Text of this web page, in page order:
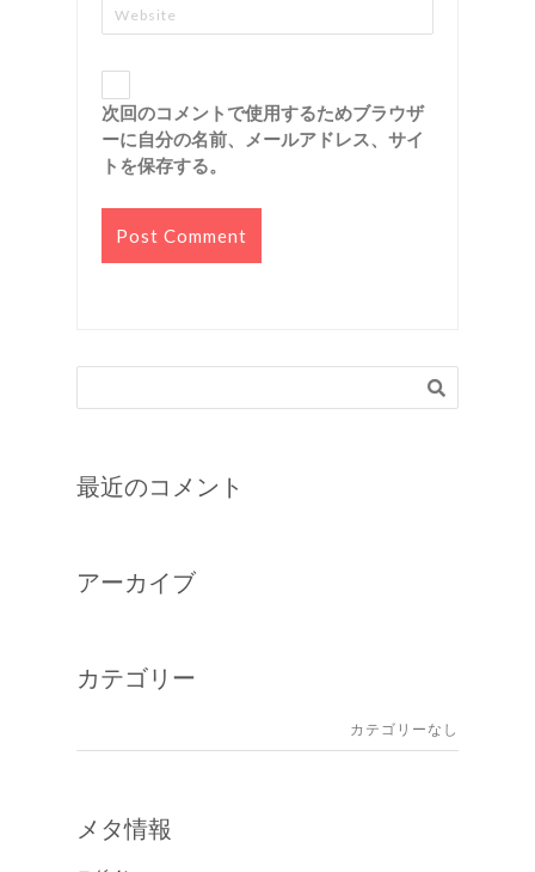
次回のコメントで使用するためブラウザ
ーに自分の名前、メールアドレス、サイ
トを保存する。
最近のコメント
アーカイブ
カテゴリー
カテゴリーなし
メタ情報